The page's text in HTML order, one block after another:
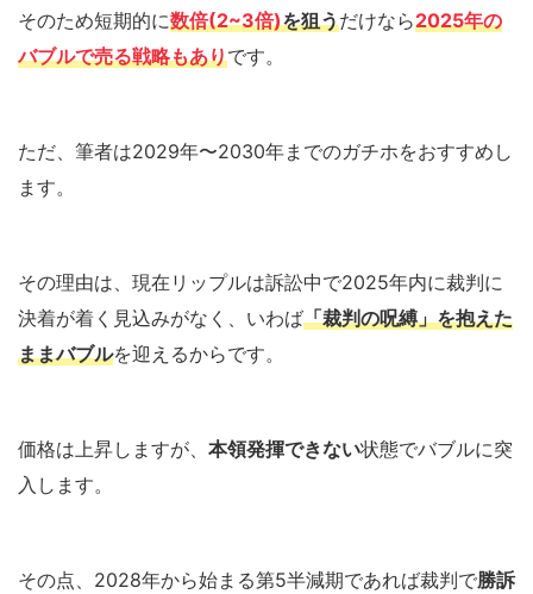
そのため短期的に数倍(2~3倍)を狙うだけなら2025年の
バブルで売る戦略もありです。
ただ、筆者は2029年〜2030年までのガチホをおすすめし
ます。
その理由は、現在リップルは訴訟中で2025年内に裁判に
決着が着く見込みがなく、いわば「裁判の呪縛」を抱えた
ままバブルを迎えるからです。
価格は上昇しますが、 本領発揮できない状態でバブルに突
入します。
その点、2028年から始まる第5半減期であれば裁判で勝訴